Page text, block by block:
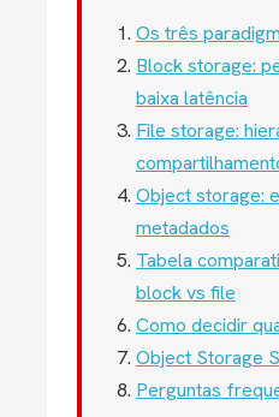
Os três
Block storage:
baixa latência
File storage:
Object storage:
metadados
Tabela
block vs file
Como decidir
Object Storage
Perguntas